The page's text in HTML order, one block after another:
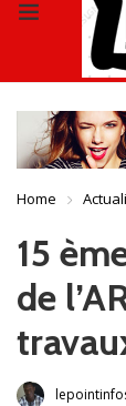
Home
15
de